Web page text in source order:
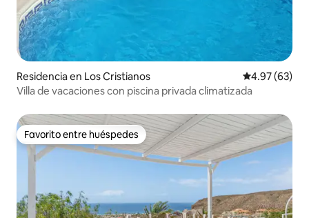
Residencia en Los Cristianos Calificación
4.97 (63)
Villa de vacaciones con piscina privada climatizada
Favorito entre huéspedes
Favorito entre huéspedes